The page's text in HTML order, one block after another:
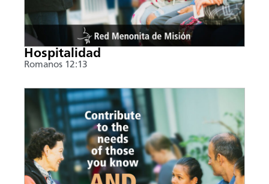
Hospitalidad
Romanos 12:13